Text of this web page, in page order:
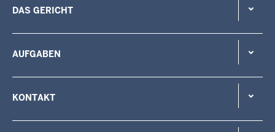
DAS GERICHT
AUFGABEN
KONTAKT